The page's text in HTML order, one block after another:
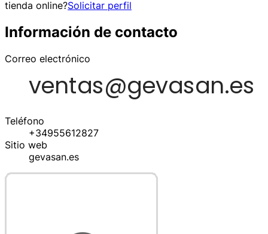
tienda online?Solicitar perfil
Información de contacto
Correo electrónico
Teléfono
+34955612827
Sitio web
gevasan.es